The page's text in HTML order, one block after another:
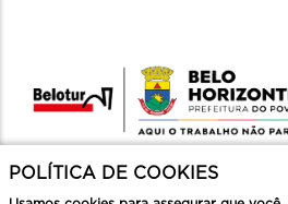
POLÍTICA DE COOKIES